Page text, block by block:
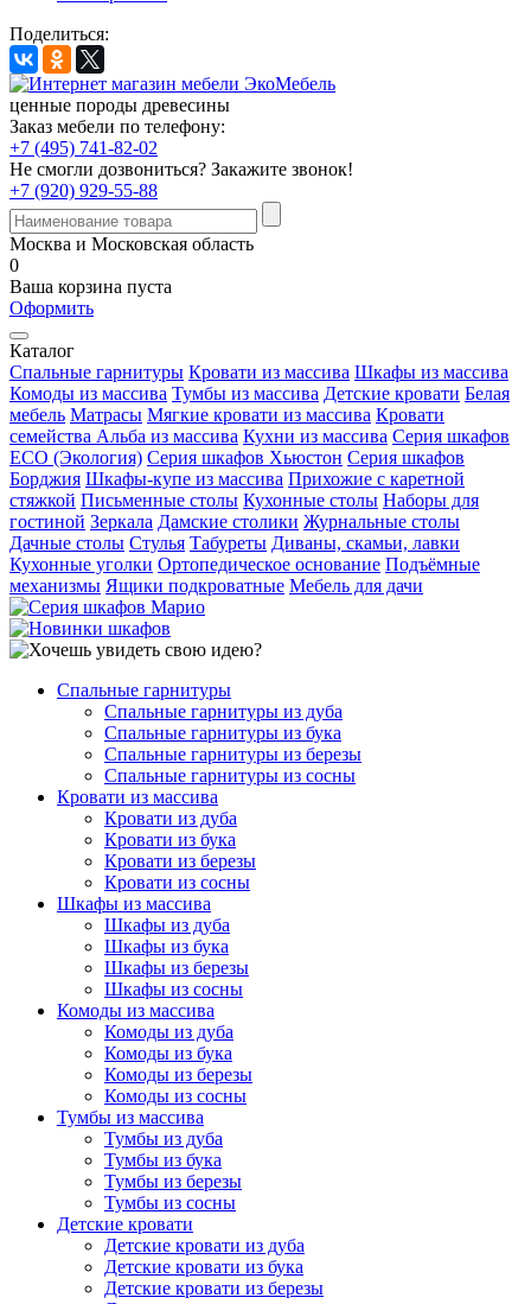
Поделиться:
ценные породы древесины
Заказ мебели по телефону:
+7 (495) 741-82-02
Не смогли дозвониться? Закажите звонок!
+7 (920) 929-55-88
Москва и Московская область
0
Ваша корзина пуста
Оформить
Каталог
Спальные гарнитуры Кровати из массива Шкафы из массива
Комоды из массива Тумбы из массива Детские кровати Белая
мебель Матрасы Мягкие кровати из массива Кровати
семейства Альба из массива Кухни из массива Серия шкафов
ECO (Экология) Серия шкафов Хьюстон Серия шкафов
Борджия Шкафы-купе из массива Прихожие с каретной
стяжкой Письменные столы Кухонные столы Наборы для
гостиной Зеркала Дамские столики Журнальные столы
Дачные столы Стулья Табуреты Диваны, скамьи, лавки
Кухонные уголки Ортопедическое основание Подъёмные
механизмы Ящики подкроватные Мебель для дачи
Спальные гарнитуры
Спальные гарнитуры из дуба
Спальные гарнитуры из бука
Спальные гарнитуры из березы
Спальные гарнитуры из сосны
Кровати из массива
Кровати из дуба
Кровати из бука
Кровати из березы
Кровати из сосны
Шкафы из массива
Шкафы из дуба
Шкафы из бука
Шкафы из березы
Шкафы из сосны
Комоды из массива
Комоды из дуба
Комоды из бука
Комоды из березы
Комоды из сосны
Тумбы из массива
Тумбы из дуба
Тумбы из бука
Тумбы из березы
Тумбы из сосны
Детские кровати
Детские кровати из дуба
Детские кровати из бука
Детские кровати из березы